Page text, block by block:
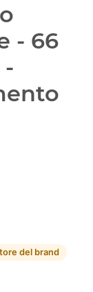
- 66
del brand